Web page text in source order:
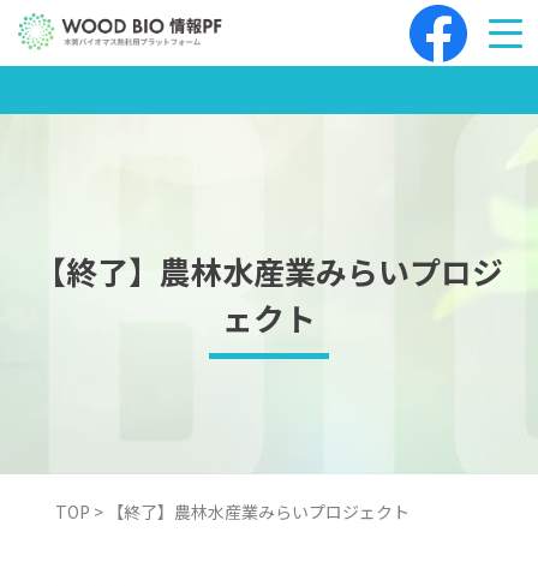
【終了】農林水産業みらいプロジ
ェクト
TOP > 【終了】農林水産業みらいプロジェクト